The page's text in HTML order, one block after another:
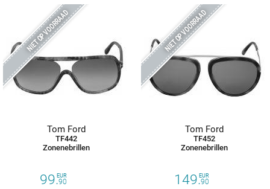
NIET OP VOORRAAD
Tom Ford
TF442
Zonenebrillen
99.90
EUR
NIET OP VOORRAAD
Tom Ford
TF452
Zonenebrillen
149.90
EUR